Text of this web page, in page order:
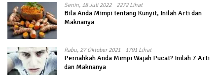
Senin, 18 Juli 2022 2272 Lihat
Bila Anda Mimpi tentang Kunyit, Inilah Arti dan
Maknanya
Rabu, 27 Oktober 2021 1791 Lihat
Pernahkah Anda Mimpi Wajah Pucat? Inilah 7 Arti
dan Maknanya